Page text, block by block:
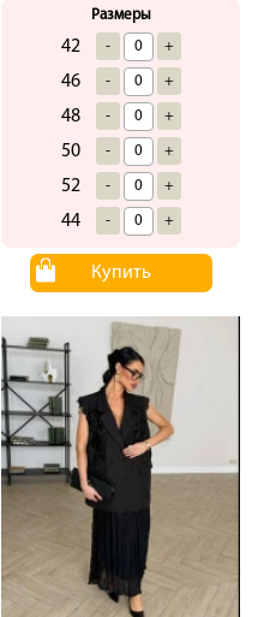
Размеры
42 - +
46 - +
48 - +
50 - +
52 - +
44 - +
Купить